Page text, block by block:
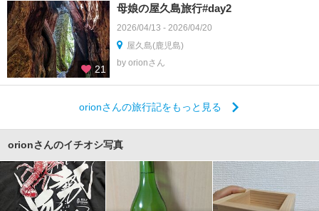
21
母娘の屋久島旅行#day2
2026/04/13 - 2026/04/20
屋久島(鹿児島)
by orionさん
orionさんの旅行記をもっと見る
orionさんのイチオシ写真